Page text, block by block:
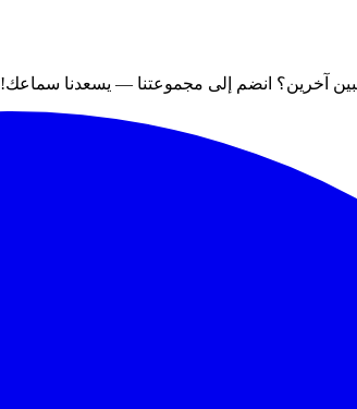
آخرين؟ انضم إلى مجموعتنا — يسعدنا سماعك!